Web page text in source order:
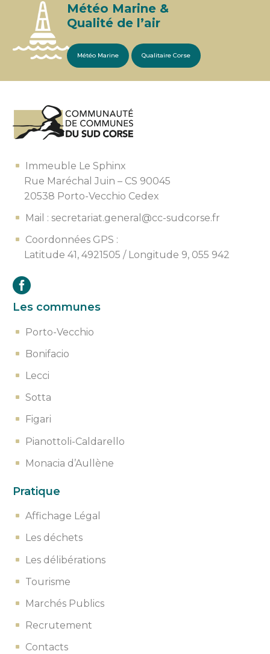
Météo Marine &
Qualité de l’air
Météo Marine Qualitaire Corse
Immeuble Le Sphinx
Rue Maréchal Juin – CS 90045
20538 Porto-Vecchio Cedex
Mail : secretariat.general@cc-sudcorse.fr
Coordonnées GPS :
Latitude 41, 4921505 / Longitude 9, 055 942
Les communes
Porto-Vecchio
Bonifacio
Lecci
Sotta
Figari
Pianottoli-Caldarello
Monacia d’Aullène
Pratique
Affichage Légal
Les déchets
Les délibérations
Tourisme
Marchés Publics
Recrutement
Contacts